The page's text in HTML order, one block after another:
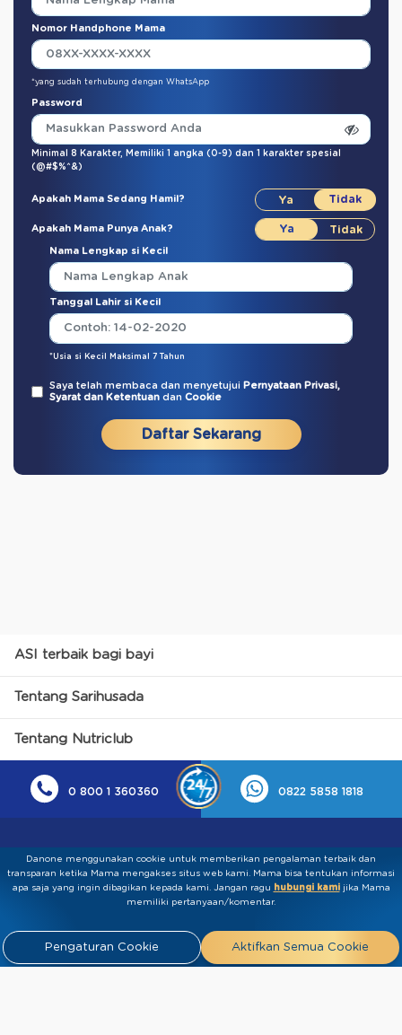
Nomor Handphone Mama
*yang sudah terhubung dengan WhatsApp
Password
Minimal 8 Karakter, Memiliki 1 angka (0-9) dan 1 karakter spesial
(@#$%^&)
Apakah Mama Sedang Hamil?
Apakah Mama Punya Anak?
Nama Lengkap si Kecil
Tanggal Lahir si Kecil
*Usia si Kecil Maksimal 7 Tahun
Saya telah membaca dan menyetujui Pernyataan Privasi,
Syarat dan Ketentuan dan Cookie
Daftar Sekarang
ASI terbaik bagi bayi
Tentang Sarihusada
Tentang Nutriclub
0 800 1 360360 0822 5858 1818
Kebijakan Privasi Syarat & Ketentuan
Tentang Kami
Danone menggunakan cookie untuk memberikan pengalaman terbaik dan
transparan ketika Mama mengakses situs web kami. Mama bisa tentukan informasi
apa saja yang ingin dibagikan kepada kami.​ ​Jangan ragu hubungi kamijika Mama
memiliki pertanyaan/komentar.
Pengaturan Cookie Aktifkan Semua Cookie